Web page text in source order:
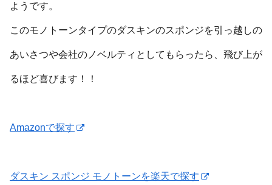
ようです。
このモノトーンタイプのダスキンのスポンジを引っ越しの
あいさつや会社のノベルティとしてもらったら、飛び上が
るほど喜びます！！
Amazonで探す
ダスキン スポンジ モノトーンを楽天で探す